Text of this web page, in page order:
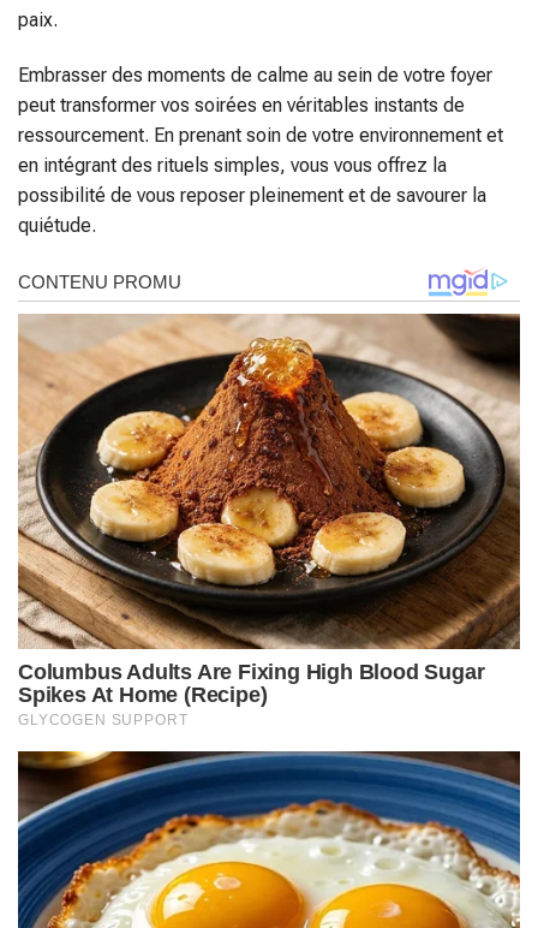
paix.
Embrasser des moments de calme au sein de votre foyer
peut transformer vos soirées en véritables instants de
ressourcement. En prenant soin de votre environnement et
en intégrant des rituels simples, vous vous offrez la
possibilité de vous reposer pleinement et de savourer la
quiétude.